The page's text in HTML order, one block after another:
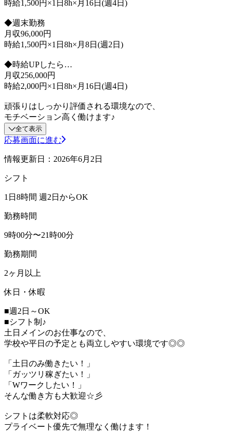
時給1,500円×1日8h×月16日(週4日)
◆週末勤務
月収96,000円
時給1,500円×1日8h×月8日(週2日)
◆時給UPしたら…
月収256,000円
時給2,000円×1日8h×月16日(週4日)
頑張りはしっかり評価される環境なので、
モチベーション高く働けます♪
全て表示
応募画面に進む
情報更新日：2026年6月2日
シフト
1日8時間 週2日からOK
勤務時間
9時00分〜21時00分
勤務期間
2ヶ月以上
休日・休暇
■週2日～OK
■シフト制♪
土日メインのお仕事なので、
学校や平日の予定とも両立しやすい環境です◎◎
「土日のみ働きたい！」
「ガッツリ稼ぎたい！」
「Wワークしたい！」
そんな働き方も大歓迎☆彡
シフトは柔軟対応◎
プライベート優先で無理なく働けます！